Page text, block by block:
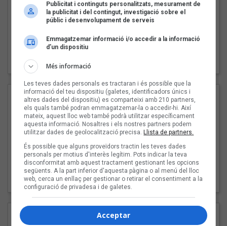
"Les cabres"
94 Rules amb Compte
Publicitat i continguts personalitzats, mesurament de
la publicitat i del contingut, investigació sobre el
públic i desenvolupament de serveis
Emmagatzemar informació i/o accedir a la informació
d’un dispositiu
Més informació
Les teves dades personals es tractaran i és possible que la
informació del teu dispositiu (galetes, identificadors únics i
altres dades del dispositiu) es comparteixi amb 210 partners,
els quals també podran emmagatzemar-la o accedir-hi. Així
mateix, aquest lloc web també podrà utilitzar específicament
aquesta informació. Nosaltres i els nostres partners podem
utilitzar dades de geolocalització precisa. Llista de partners.
És possible que alguns proveïdors tractin les teves dades
personals per motius d'interès legítim. Pots indicar la teva
disconformitat amb aquest tractament gestionant les opcions
següents. A la part inferior d'aquesta pàgina o al menú del lloc
web, cerca un enllaç per gestionar o retirar el consentiment a la
configuració de privadesa i de galetes.
Acceptar